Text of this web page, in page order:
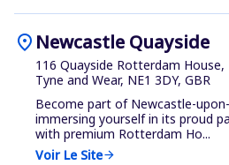
location_on Newcastle Quayside
116 Quayside Rotterdam
Tyne and Wear, NE1 3DY, GBR
Become part of Newcastle-
immersing yourself in its proud
with premium Rotterdam Ho...
Voir Le Sitearrow_forward